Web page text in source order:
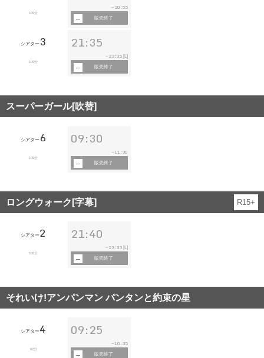
109分
~ 20:55
販売終了
シアター 3
109分
21:35
~ 23:35 [L]
販売終了
スーパーガール[吹替]
シアター 6
109分
09:30
~ 11:30
販売終了
ロングウォーク[字幕] R15+
シアター2
108分
21:40
~ 23:35 [L]
販売終了
それいけ!アンパンマン パンタンと約束の星
シアター4
62分
09:25
~10:35
販売終了